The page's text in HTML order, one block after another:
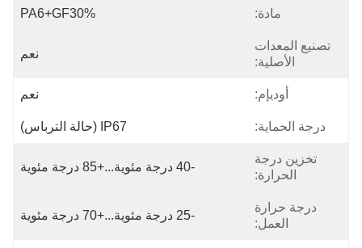
مادة: PA6+GF30%
تصنيع المعدات
الأصلية:
نعم
أوديإم: نعم
درجة الحماية: IP67 (حالة الترباس)
تخزين درجة
الحرارة:
درجة حرارة
العمل: